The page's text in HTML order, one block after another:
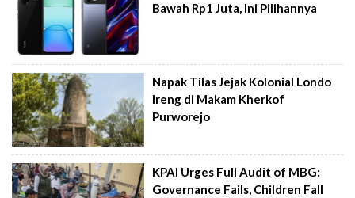
Bawah Rp1 Juta, Ini Pilihannya
Napak Tilas Jejak Kolonial Londo
Ireng di Makam Kherkof
Purworejo
KPAI Urges Full Audit of MBG:
Governance Fails, Children Fall